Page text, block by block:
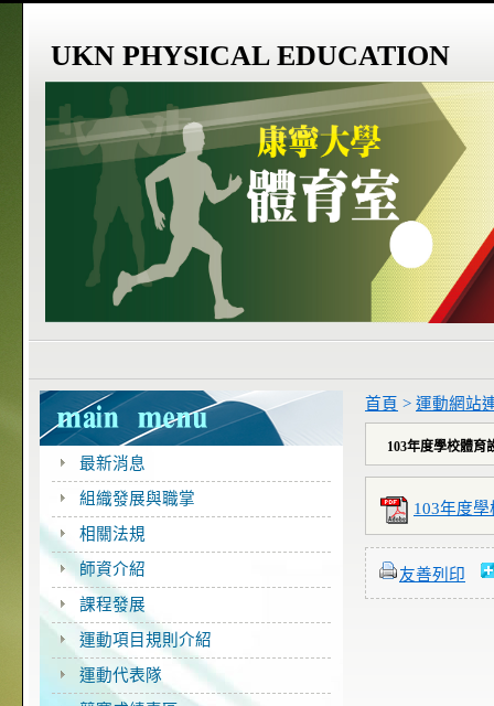
UKN PHYSICAL EDUCATION
最新消息
組織發展與職掌
相關法規
師資介紹
課程發展
運動項目規則介紹
運動代表隊
首頁 > 運動網站
103年度學校體育
103年度
友善列印